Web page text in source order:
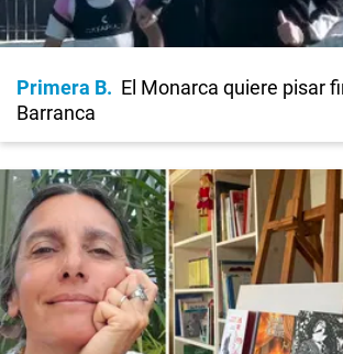
Primera B
El Monarca quiere pisar
Barranca